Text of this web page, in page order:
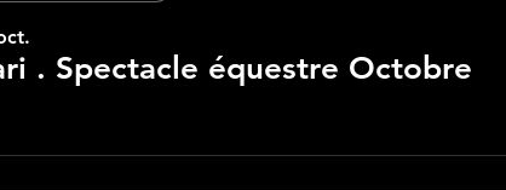
. Spectacle équestre Octobre